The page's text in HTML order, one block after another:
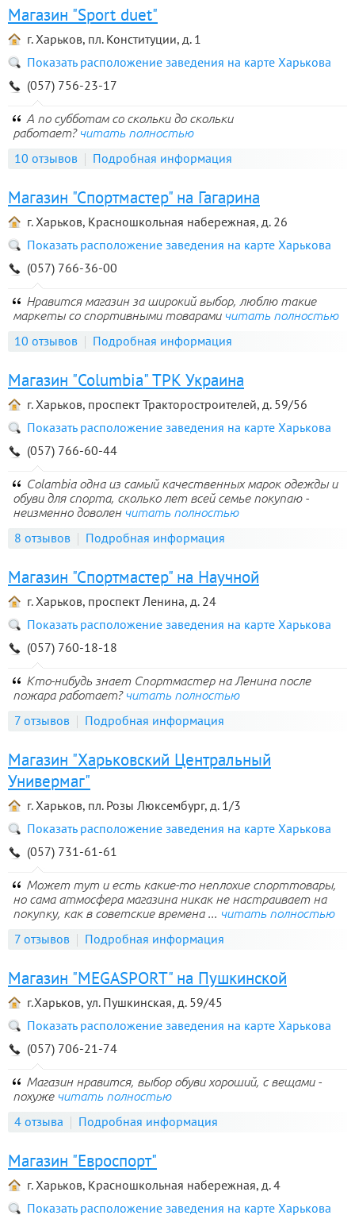
Магазин "Sport duet"
г. Харьков, пл. Конституции, д. 1
Показать расположение заведения на карте Харькова
(057) 756-23-17
А по субботам со скольки до скольки
работает? читать полностью
10 отзывов Подробная информация
Магазин "Спортмастер" на Гагарина
г. Харьков, Красношкольная набережная, д. 26
Показать расположение заведения на карте Харькова
(057) 766-36-00
Нравится магазин за широкий выбор, люблю такие
маркеты со спортивными товарами читать полностью
10 отзывов Подробная информация
Магазин "Columbia" ТРК Украина
г. Харьков, проспект Тракторостроителей, д. 59/56
Показать расположение заведения на карте Харькова
(057) 766-60-44
Colambia одна из самый качественных марок одежды и
обуви для спорта, сколько лет всей семье покупаю -
неизменно доволен читать полностью
8 отзывов Подробная информация
Магазин "Спортмастер" на Научной
г. Харьков, проспект Ленина, д. 24
Показать расположение заведения на карте Харькова
(057) 760-18-18
Кто-нибудь знает Спортмастер на Ленина после
пожара работает? читать полностью
7 отзывов Подробная информация
Магазин "Харьковский Центральный
Универмаг"
г. Харьков, пл. Розы Люксембург, д. 1/3
Показать расположение заведения на карте Харькова
(057) 731-61-61
Может тут и есть какие-то неплохие спорттовары,
но сама атмосфера магазина никак не настраивает на
покупку, как в советские времена ... читать полностью
7 отзывов Подробная информация
Магазин "MEGASPORT" на Пушкинской
г.Харьков, ул. Пушкинская, д. 59/45
Показать расположение заведения на карте Харькова
(057) 706-21-74
Магазин нравится, выбор обуви хороший, с вещами -
похуже читать полностью
4 отзыва Подробная информация
Магазин "Евроспорт"
г. Харьков, Красношкольная набережная, д. 4
Показать расположение заведения на карте Харькова